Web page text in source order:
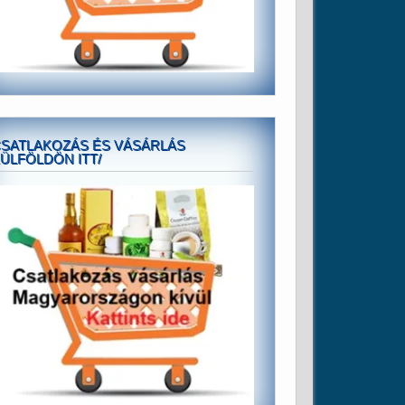
ÉS VÁSÁRLÁS
ITT/